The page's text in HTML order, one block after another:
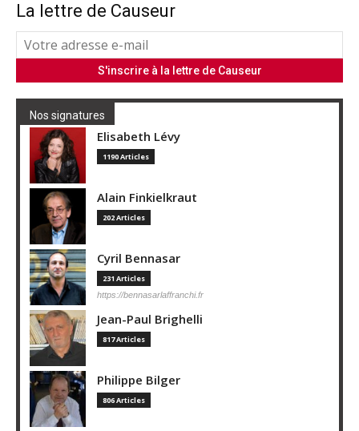
La lettre de Causeur
Nos signatures
Elisabeth Lévy
1190 Articles
Alain Finkielkraut
202 Articles
Cyril Bennasar
231 Articles
https://bennasarlaffranchi.fr
Jean-Paul Brighelli
817 Articles
Philippe Bilger
806 Articles